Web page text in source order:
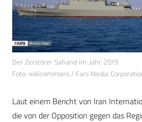
Der Zerstörer Sahand im Jahr 2019.
Foto: wikicommons / Fars Media
Laut einem Bericht von Iran
die von der Opposition gegen das